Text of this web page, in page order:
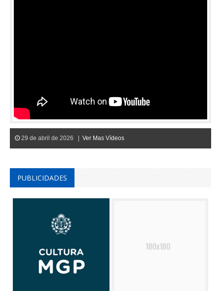
29 de abril de 2026 | Ver Mas Vídeos
PUBLICIDADES